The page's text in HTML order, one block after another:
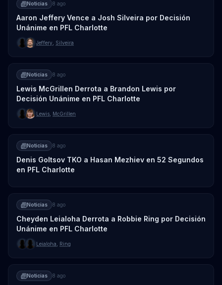
Noticias 8 ago
Aaron Jeffery Vence a Josh Silveira por Decisión
Unánime en PFL Charlotte
Jeffery Silveira
Noticias 8 ago
Lewis McGrillen Derrota a Brandon Lewis por
Decisión Unánime en PFL Charlotte
Lewis McGrillen
Noticias 8 ago
Denis Goltsov TKO a Hasan Mezhiev en 52 Segundos
en PFL Charlotte
Noticias 8 ago
Cheyden Leialoha Derrota a Robbie Ring por Decisión
Unánime en PFL Charlotte
Leialoha Ring
Noticias 8 ago